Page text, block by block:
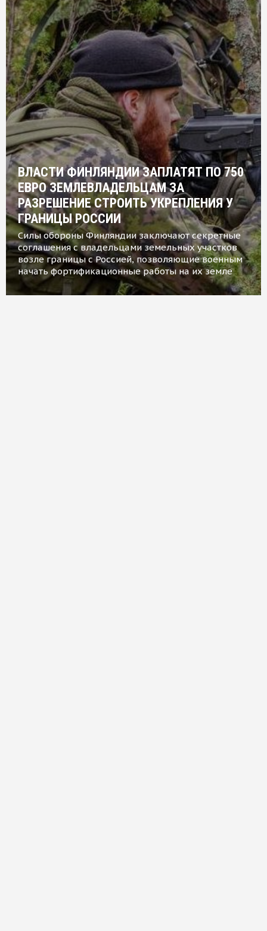
ВЛАСТИ ФИНЛЯНДИИ ЗАПЛАТЯТ ПО 750
ЕВРО ЗЕМЛЕВЛАДЕЛЬЦАМ ЗА
РАЗРЕШЕНИЕ СТРОИТЬ УКРЕПЛЕНИЯ У
ГРАНИЦЫ РОССИИ
Силы обороны Финляндии заключают секретные
соглашения с владельцами земельных участков
возле границы с Россией, позволяющие военным
начать фортификационные работы на их земле